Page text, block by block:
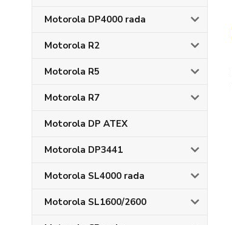
Motorola DP4000 rada
Motorola R2
Motorola R5
Motorola R7
Motorola DP ATEX
Motorola DP3441
Motorola SL4000 rada
Motorola SL1600/2600